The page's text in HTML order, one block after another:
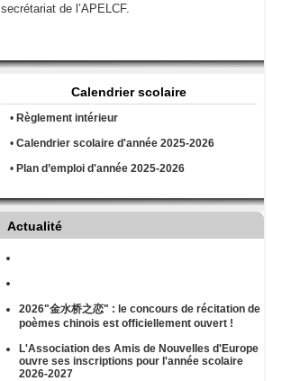
secrétariat de l’APELCF.
Calendrier scolaire
• Règlement intérieur
• Calendrier scolaire d'année 2025-2026
• Plan d’emploi d'année 2025-2026
Actualité
2026"金水桥之恋" : le concours de récitation de
poèmes chinois est officiellement ouvert !
L'Association des Amis de Nouvelles d'Europe
ouvre ses inscriptions pour l'année scolaire
2026-2027